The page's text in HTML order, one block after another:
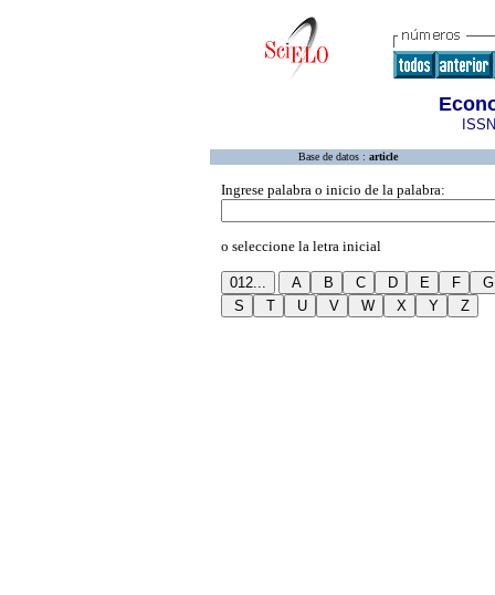
Base de datos : article
Ingrese palabra o inicio de la palabra:
o seleccione la letra inicial